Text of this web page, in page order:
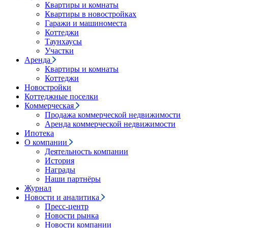
Квартиры и комнаты
Квартиры в новостройках
Гаражи и машиноместа
Коттеджи
Таунхаусы
Участки
Аренда
Квартиры и комнаты
Коттеджи
Новостройки
Коттеджные поселки
Коммерческая
Продажа коммерческой недвижимости
Аренда коммерческой недвижимости
Ипотека
О компании
Деятельность компании
История
Награды
Наши партнёры
Журнал
Новости и аналитика
Пресс-центр
Новости рынка
Новости компании